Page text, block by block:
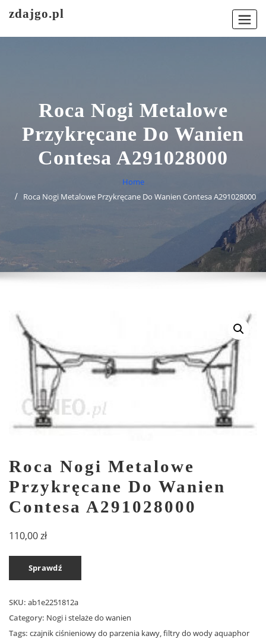
zdajgo.pl
Roca Nogi Metalowe
Przykręcane Do Wanien
Contesa A291028000
Home
Roca Nogi Metalowe Przykręcane Do Wanien Contesa A291028000
Roca Nogi Metalowe
Przykręcane Do Wanien
Contesa A291028000
110,00zł
Sprawdź
SKU: ab1e2251812a
Category: Nogi i stelaże do wanien
Tags: czajnik ciśnieniowy do parzenia kawy,filtry do wody aquaphor